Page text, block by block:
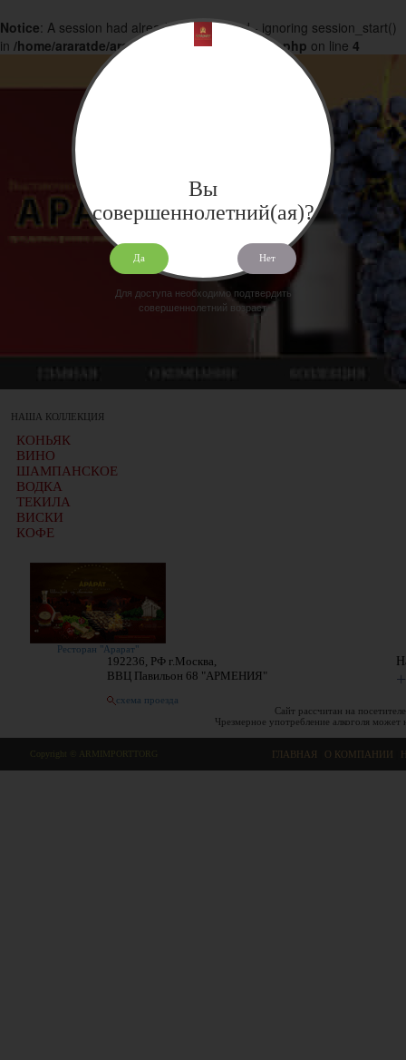
Notice: A session had already been started - ignoring session_start()
in /home/araratde/araratdeg.ru/docs/products.php on line 4
НАША КОЛЛЕКЦИЯ
КОНЬЯК
ВИНО
ШАМПАНСКОЕ
ВОДКА
ТЕКИЛА
ВИСКИ
КОФЕ
Ресторан "Арарат"
192236, РФ г.Москва,
ВВЦ Павильон 68 "АРМЕНИЯ"
схема проезда
Сайт рассчитан на
Чрезмерное употребление алкоголя
Copyright © ARMIMPORTTORG ГЛАВНАЯ О КОМПАНИИ
Вы
совершеннолетний(ая)?
Да Нет
Для доступа необходимо подтвердить
совершеннолетний возраст.